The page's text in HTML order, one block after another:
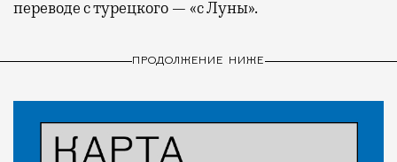
переводе с турецкого — «с Луны».
ПРОДОЛЖЕНИЕ НИЖЕ